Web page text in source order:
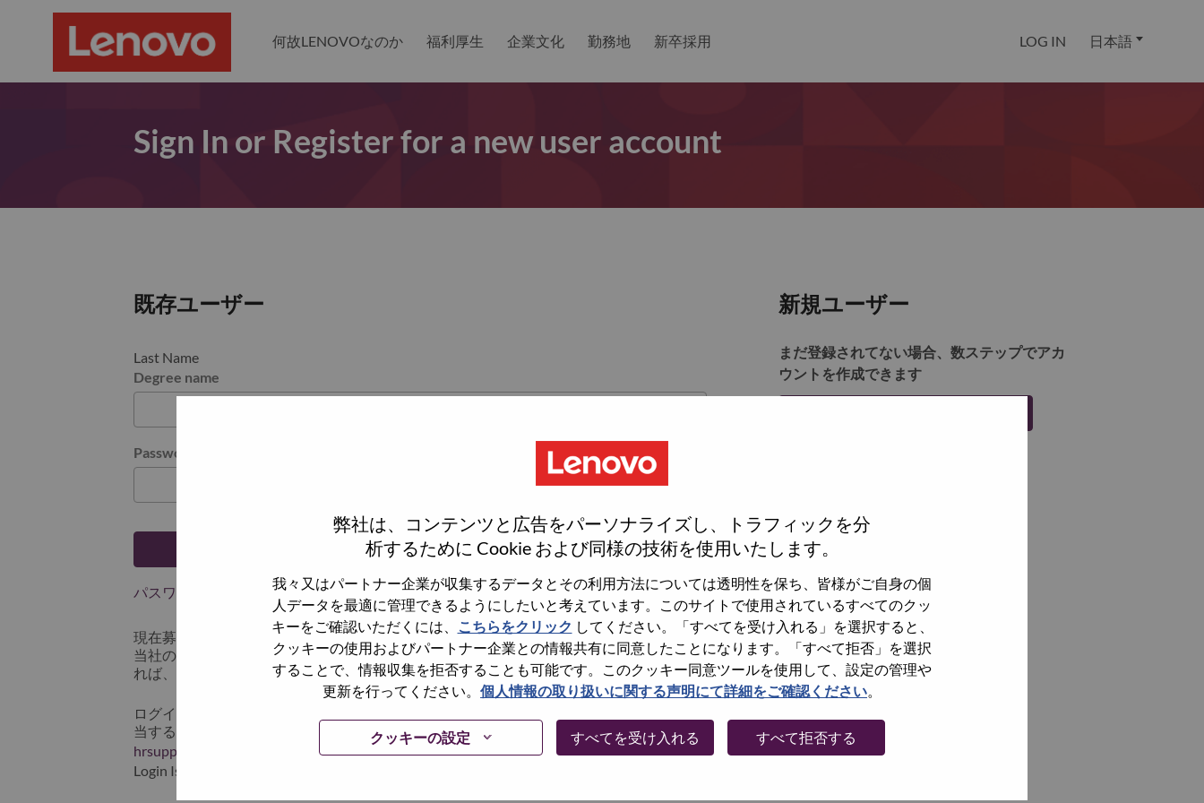
弊社は、コンテンツと広告をパーソナライズし、トラフィックを分
析するために Cookie および同様の技術を使用いたします。
我々又はパートナー企業が収集するデータとその利用方法については透明性を保ち、皆様がご自身の個
人データを最適に管理できるようにしたいと考えています。このサイトで使用されているすべてのクッ
キーをご確認いただくには、
こちらをクリック してください。「すべてを受け入れる」を選択すると、
クッキーの使用およびパートナー企業との情報共有に同意したことになります。「すべて拒否」を選択
することで、情報収集を拒否することも可能です。このクッキー同意ツールを使用して、設定の管理や
更新を行ってください。 個人情報の取り扱いに関する声明にて詳細をご確認ください。
クッキーの設定 すべてを受け入れる すべて拒否する
何故LENOVOなのか 福利厚生 企業文化 勤務地 新卒採用 LOG IN 日本語
Sign In or Register for a new user account
既存ユーザー
Last Name
Degree name
Password
パスワードを忘れましたか？
現在募集中の職種に最近応募しましたでしょうか。その場合、あなたのメールアドレスは
当社のシステムに保存されています。 よって「Forget Password?」をクリックして頂け
れば、リセットしてログインできます。
ログインや新規ユーザーとしての登録時に問題が発生した場合は、エラーの詳細内容と該
当するスクリーンショットのデータを添えて、当社HRサポート 担当
hrsupport@lenovo.com
までお問い合わせ頂けますか。またメールの件名に「Applicant
Login Issue」と入れてください。内容を確認後、サポート担当よりご連絡いたします。
新規ユーザー
まだ登録されてない場合、数ステップでアカ
ウントを作成できます